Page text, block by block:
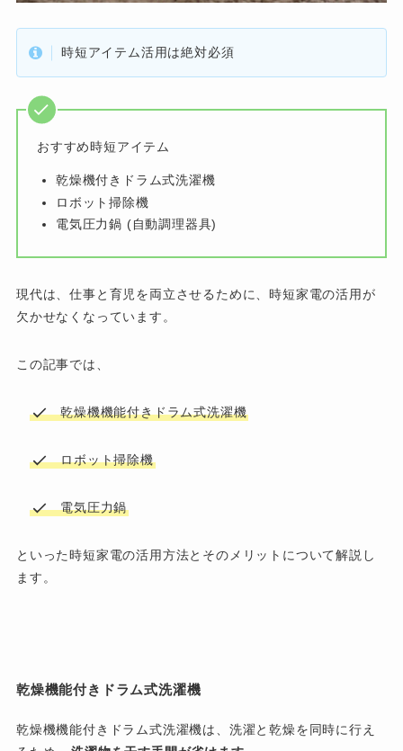
時短アイテム活用は絶対必須
おすすめ時短アイテム
乾燥機付きドラム式洗濯機
ロボット掃除機
電気圧力鍋 (自動調理器具)
現代は、仕事と育児を両立させるために、時短家電の活用が
欠かせなくなっています。
この記事では、
乾燥機機能付きドラム式洗濯機
ロボット掃除機
電気圧力鍋
といった時短家電の活用方法とそのメリットについて解説し
ます。
乾燥機能付きドラム式洗濯機
乾燥機機能付きドラム式洗濯機は、洗濯と乾燥を同時に行え